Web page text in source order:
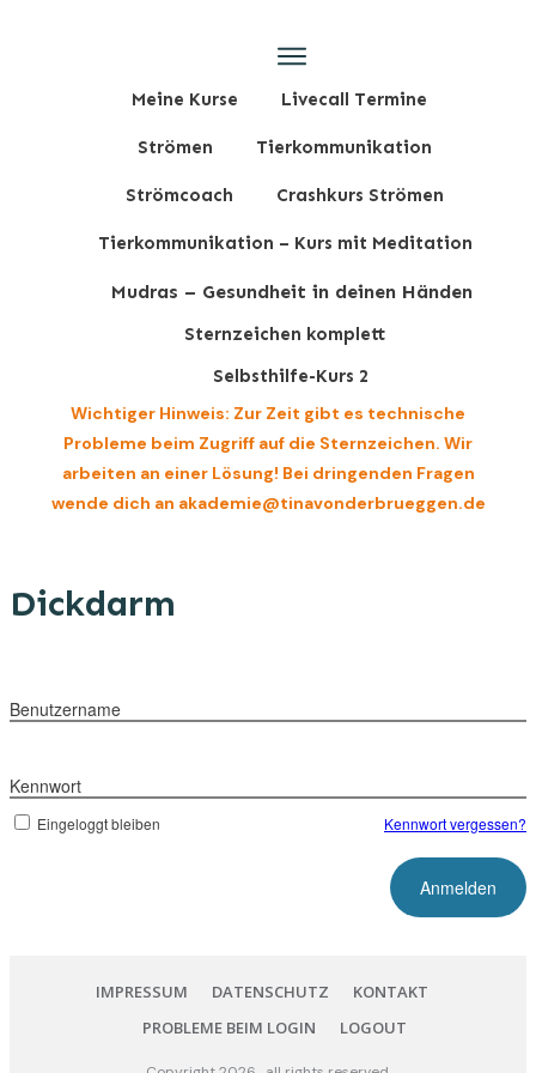
Meine Kurse Livecall Termine
Strömen Tierkommunikation
Strömcoach Crashkurs Strömen
Tierkommunikation – Kurs mit Meditation
Mudras – Gesundheit in deinen Händen
Sternzeichen komplett
Selbsthilfe-Kurs 2
Wichtiger Hinweis: Zur Zeit gibt es technische
Probleme beim Zugriff auf die Sternzeichen. Wir
arbeiten an einer Lösung! Bei dringenden Fragen
wende dich an akademie@tinavonderbrueggen.de
Dickdarm
Benutzername
Kennwort
Eingeloggt bleiben Kennwort vergessen?
IMPRESSUM DATENSCHUTZ
KONTAKT
PROBLEME BEIM LOGIN
LOGOUT